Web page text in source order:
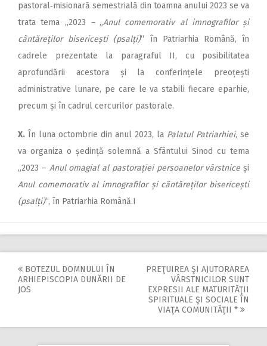
pastoral‑misionară semestrială din toamna anului 2023 se va
trata tema „2023 – „Anul comemorativ al imnografilor și
cântăreților bisericești (psalți)“ în Patriarhia Română, în
cadrele prezentate la paragraful II, cu posibilitatea
aprofundării acestora și la conferințele preoțești
administrative lunare, pe care le va stabili fiecare eparhie,
precum și în cadrul cercurilor pastorale.
X. În luna octombrie din anul 2023, la Palatul Patriarhiei, se
va organiza o ședință solemnă a Sfântului Sinod cu tema
„2023 – Anul omagial al pastorației persoanelor vârstnice și
Anul comemorativ al imnografilor și cântăreților bisericești
(psalți)“, în Patriarhia Română.I
Post
BOTEZUL DOMNULUI ÎN
ARHIEPISCOPIA DUNĂRII DE
JOS
PREŢUIREA ŞI AJUTORAREA
VÂRSTNICILOR SUNT
EXPRESII ALE MATURITĂŢII
SPIRITUALE ŞI SOCIALE ÎN
VIAŢA COMUNITĂŢII *